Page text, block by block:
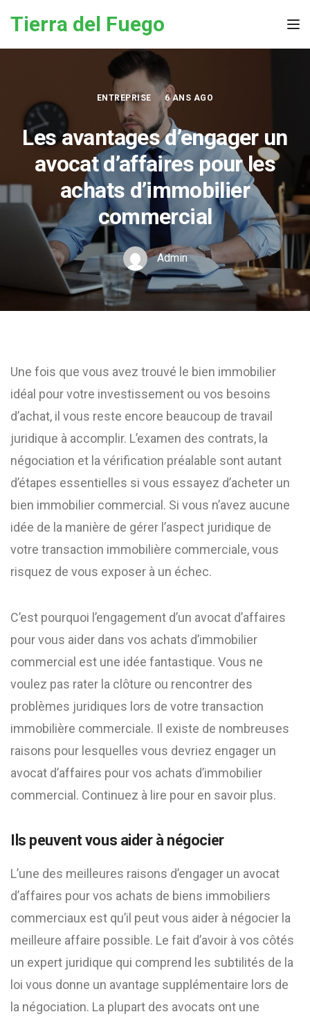
Tierra del Fuego
ENTREPRISE 6 ANS AGO
Les avantages d’engager un
avocat d’affaires pour les
achats d’immobilier
commercial
Admin
Une fois que vous avez trouvé le bien immobilier
idéal pour votre investissement ou vos besoins
d’achat, il vous reste encore beaucoup de travail
juridique à accomplir. L’examen des contrats, la
négociation et la vérification préalable sont autant
d’étapes essentielles si vous essayez d’acheter un
bien immobilier commercial. Si vous n’avez aucune
idée de la manière de gérer l’aspect juridique de
votre transaction immobilière commerciale, vous
risquez de vous exposer à un échec.
C’est pourquoi l’engagement d’un avocat d’affaires
pour vous aider dans vos achats d’immobilier
commercial est une idée fantastique. Vous ne
voulez pas rater la clôture ou rencontrer des
problèmes juridiques lors de votre transaction
immobilière commerciale. Il existe de nombreuses
raisons pour lesquelles vous devriez engager un
avocat d’affaires pour vos achats d’immobilier
commercial. Continuez à lire pour en savoir plus.
Ils peuvent vous aider à négocier
L’une des meilleures raisons d’engager un avocat
d’affaires pour vos achats de biens immobiliers
commerciaux est qu’il peut vous aider à négocier la
meilleure affaire possible. Le fait d’avoir à vos côtés
un expert juridique qui comprend les subtilités de la
loi vous donne un avantage supplémentaire lors de
la négociation. La plupart des avocats ont une